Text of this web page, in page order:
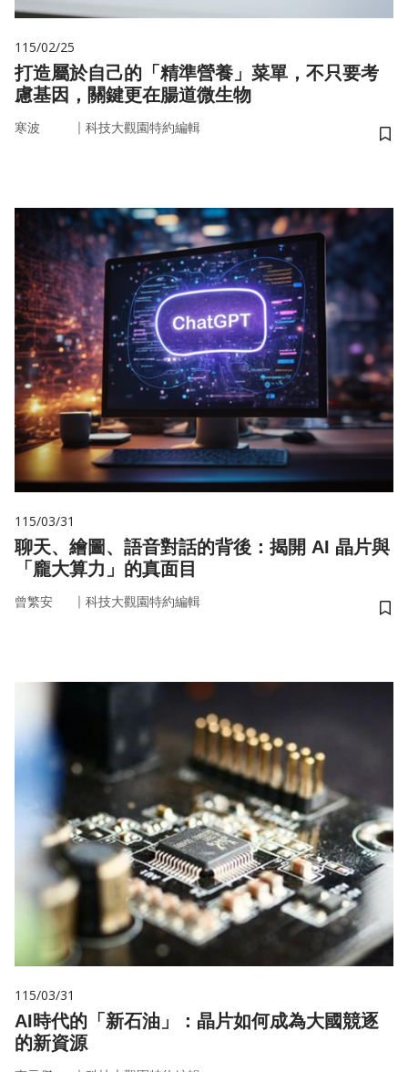
115/02/25
打造屬於自己的「精準營養」菜單，不只要考
慮基因，關鍵更在腸道微生物
寒波 ｜ 科技大觀園特約編輯
儲
115/03/31
聊天、繪圖、語音對話的背後：揭開 AI 晶片與
「龐大算力」的真面目
曾繁安 ｜ 科技大觀園特約編輯
儲
115/03/31
AI時代的「新石油」：晶片如何成為大國競逐
的新資源